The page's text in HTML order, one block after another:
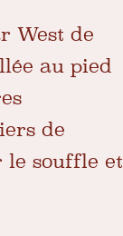
West de
au pied
de
le souffle et